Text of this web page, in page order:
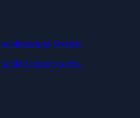
blockchain favorita
blockchain favorita